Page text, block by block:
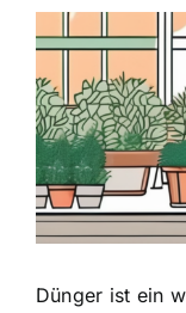
Zeige
grösseres
Bild
Dünger ist ein